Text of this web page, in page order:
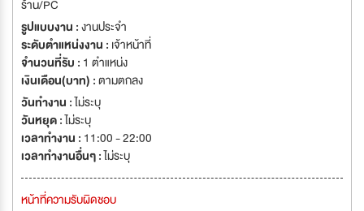
ร้าน/PC
รูปแบบงาน :งานประจำ
ระดับตำแหน่งงาน : เจ้าหน้าที่
จำนวนที่รับ : 1 ตำแหน่ง
เงินเดือน(บาท) :ตามตกลง
วันทำงาน :ไม่ระบุ
วันหยุด :ไม่ระบุ
เวลาทำงาน : 11:00 - 22:00
เวลาทำงานอื่นๆ :ไม่ระบุ
หน้าที่ความรับผิดชอบ